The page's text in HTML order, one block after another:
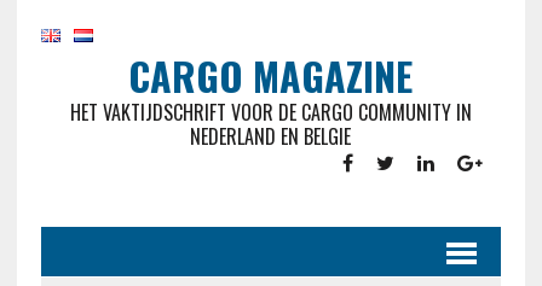
CARGO MAGAZINE
HET VAKTIJDSCHRIFT VOOR DE CARGO COMMUNITY IN
NEDERLAND EN BELGIE